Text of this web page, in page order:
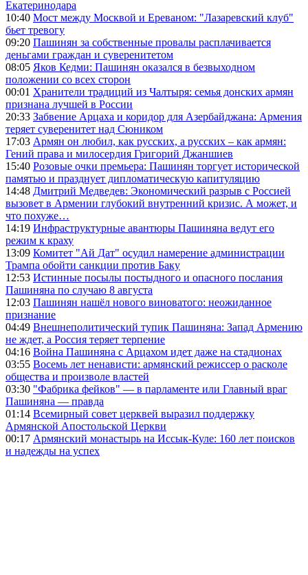
Екатеринодара
10:40 Мост между Москвой и Ереваном: "Лазаревский клуб"
бьет тревогу
09:20 Пашинян за собственные провалы расплачивается
деньгами граждан и суверенитетом
08:05 Яков Кедми: Пашинян оказался в безвыходном
положении со всех сторон
00:01 Хранители традиций из Чалтыря: семья донских армян
признана лучшей в России
20:33 Забвение Арцаха и коридор для Азербайджана: Армения
теряет суверенитет над Сюником
17:03 Армян он любил, как русских, а русских – как армян:
Гений права и милосердия Григорий Джаншиев
15:40 Розовые очки премьера: Пашинян торгует исторической
памятью и празднует дипломатическую капитуляцию
14:48 Дмитрий Медведев: Экономический разрыв с Россией
вызовет в Армении глубокий внутренний кризис. А может, и
что похуже…
14:19 Инфраструктурные авантюры Пашиняна ведут его
режим к краху
13:09 Комитет "Ай Дат" осудил намерение администрации
Трампа обойти санкции против Баку
12:53 Истинные посылы постыдного и опасного послания
Пашиняна по случаю 8 августа
12:03 Пашинян нашёл нового виноватого: неожиданное
признание
04:49 Внешнеполитический тупик Пашиняна: Запад Армению
не ждет, а Россия теряет терпение
04:16 Война Пашиняна с Арцахом идет даже на стадионах
03:55 Восемь лет ненависти: армянский режиссер о расколе
общества и произволе властей
03:30 "Фабрика фейков" — в парламенте или Главный враг
Пашиняна — правда
01:14 Всемирный совет церквей выразил поддержку
Армянской Апостольской Церкви
00:17 Армянский монастырь на Иссык-Куле: 160 лет поисков
и надежды на успех